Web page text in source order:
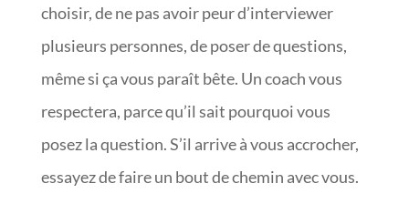
choisir, de ne pas avoir peur d’interviewer
plusieurs personnes, de poser de questions,
même si ça vous paraît bête. Un coach vous
respectera, parce qu’il sait pourquoi vous
posez la question. S’il arrive à vous accrocher,
essayez de faire un bout de chemin avec vous.